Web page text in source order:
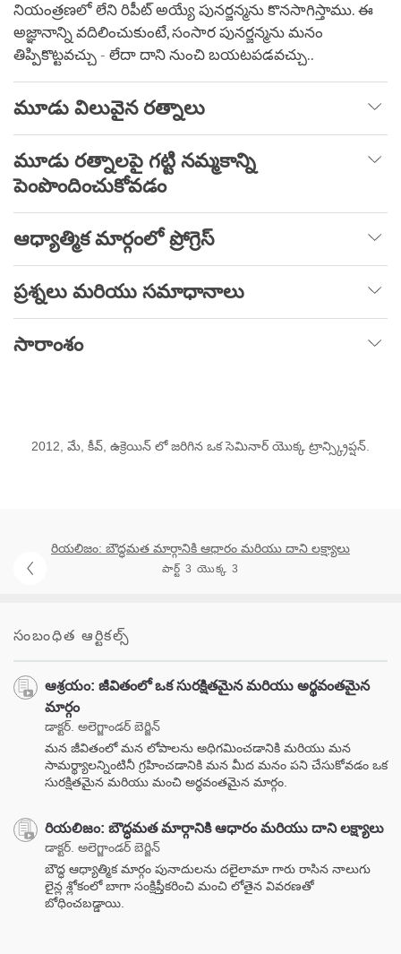
నియంత్రణలో లేని రిపీట్ అయ్యే పునర్జన్మను కొనసాగిస్తాము. ఈ
అజ్ఞానాన్ని వదిలించుకుంటే, సంసార పునర్జన్మను మనం
తిప్పికొట్టవచ్చు - లేదా దాని నుంచి బయటపడవచ్చు..
మూడు విలువైన రత్నాలు
మూడు రత్నాలపై గట్టి నమ్మకాన్ని
పెంపొందించుకోవడం
ఆధ్యాత్మిక మార్గంలో ప్రోగ్రెస్
ప్రశ్నలు మరియు సమాధానాలు
సారాంశం
2012, మే, కీవ్, ఉక్రెయిన్ లో జరిగిన ఒక సెమినార్ యొక్క ట్రాన్స్క్రిప్షన్.
రియలిజం: బౌద్ధమత మార్గానికి ఆధారం మరియు దాని లక్ష్యాలు
పార్ట్ 3 యొక్క 3
సంబంధిత ఆర్టికల్స్
ఆశ్రయం: జీవితంలో ఒక సురక్షితమైన మరియు అర్థవంతమైన
మార్గం
డాక్టర్. అలెగ్జాండర్ బెర్జిన్
మన జీవితంలో మన లోపాలను అధిగమించడానికి మరియు మన
సామర్థ్యాలన్నింటినీ గ్రహించడానికి మన మీద మనం పని చేసుకోవడం ఒక
సురక్షితమైన మరియు మంచి అర్థవంతమైన మార్గం.
రియలిజం: బౌద్ధమత మార్గానికి ఆధారం మరియు దాని లక్ష్యాలు
డాక్టర్. అలెగ్జాండర్ బెర్జిన్
బౌద్ధ ఆధ్యాత్మిక మార్గం పునాదులను దలైలామా గారు రాసిన నాలుగు
లైన్ల శ్లోకంలో బాగా సంక్షిప్తీకరించి మంచి లోతైన వివరణతో
బోధించబడ్డాయి.